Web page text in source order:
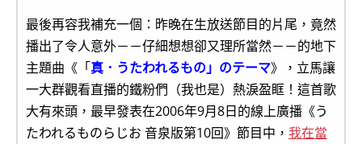
最後再容我補充一個：昨晚在生放送節目的片尾，竟然
播出了令人意外－－仔細想想卻又理所當然－－的地下
主題曲《「真．うたわれるもの」のテーマ》，立馬讓
一大群觀看直播的鐵粉們（我也是）熱淚盈眶！這首歌
大有來頭，最早發表在2006年9月8日的線上廣播《う
たわれるものらじお 音泉版第10回》節目中， 我在當